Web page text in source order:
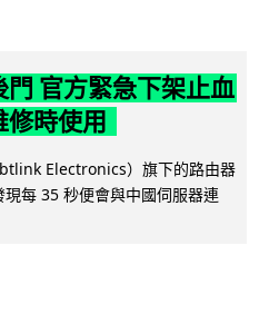
官方緊急下架止血
時使用
Electronics）旗下的路由器
每 35 秒便會與中國伺服器連